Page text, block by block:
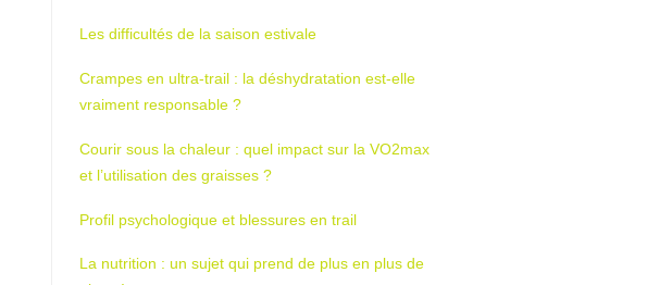
Les difficultés de la saison estivale
Crampes en ultra-trail : la déshydratation est-elle
vraiment responsable ?
Courir sous la chaleur : quel impact sur la VO2max
et l’utilisation des graisses ?
Profil psychologique et blessures en trail
La nutrition : un sujet qui prend de plus en plus de